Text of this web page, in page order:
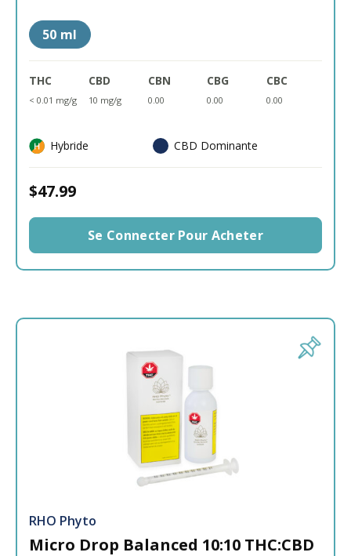
50 ml
THC
< 0.01 mg/g
CBD
10 mg/g
CBN
0.00
CBG
0.00
CBC
0.00
Hybride CBD Dominante
$47.99
Se Connecter Pour Acheter
RHO Phyto
Micro Drop Balanced 10:10 THC:CBD